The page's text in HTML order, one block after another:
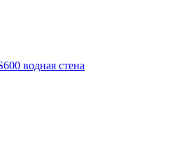
водная стена